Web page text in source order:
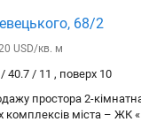
68/2
USD/кв. м
40.7 / 11 , поверх 10
простора 2-
комплексів міста – ЖК